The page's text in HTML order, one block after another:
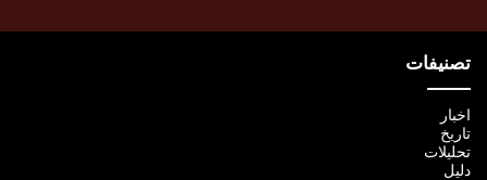
تصنيفات
اخبار
تاريخ
تحليلات
دليل